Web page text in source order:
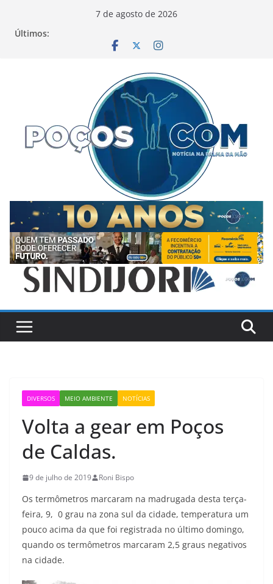
7 de agosto de 2026
Últimos:
DIVERSOS MEIO AMBIENTE NOTÍCIAS
Volta a gear em Poços
de Caldas.
9 de julho de 2019 Roni Bispo
Os termômetros marcaram na madrugada desta terça-
feira, 9, 0 grau na zona sul da cidade, temperatura um
pouco acima da que foi registrada no último domingo,
quando os termômetros marcaram 2,5 graus negativos
na cidade.